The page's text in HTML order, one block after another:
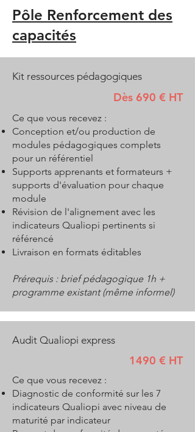
Pôle Renforcement des
capacités
Kit ressources pédagogiques
Dès 690 € HT
Ce que vous recevez :
Conception et/ou production de
modules pédagogiques complets
pour un référentiel
Supports apprenants et formateurs +
supports d'évaluation pour chaque
module
Révision de l'alignement avec les
indicateurs Qualiopi pertinents si
référencé
Livraison en formats éditables
Prérequis : brief pédagogique 1h +
programme existant (même informel)
Audit Qualiopi express
1490 € HT
Ce que vous recevez :
Diagnostic de conformité sur les 7
indicateurs Qualiopi avec niveau de
maturité par indicateur